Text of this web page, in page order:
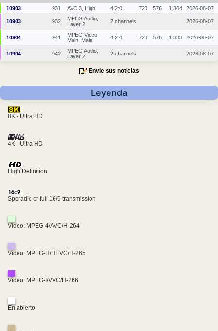
10903 931 AVC 3, High 4:2:0 720 576 1.364 2026-08-07
10903 932
MPEG Audio,
Layer 2
2 channels 2026-08-07
10904 941
MPEG Video
Main, Main
4:2:0 720 576 1.333 2026-08-07
10904 942
MPEG Audio,
Layer 2
2 channels 2026-08-07
Envie sus noticias
Leyenda
8K - Ultra HD
4K - Ultra HD
High Definition
Sporadic or full 16/9 transmission
Video: MPEG-4/AVC/H-264
Video: MPEG-H/HEVC/H-265
Video: MPEG-I/VVC/H-266
En abierto